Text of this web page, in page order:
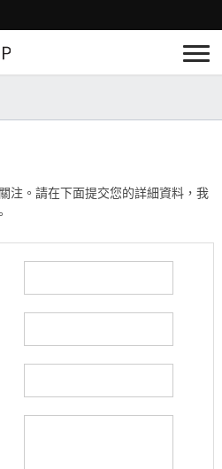
注。請在下面提交您的詳細資料，我